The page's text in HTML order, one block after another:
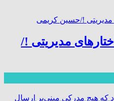
مدیریتی !/